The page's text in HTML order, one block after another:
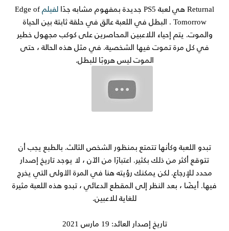
Returnal هي لعبة PS5 جديدة بمفهوم مشابه جدًا لفيلمEdge of
Tomorrow . البطل في اللعبة عالق في حلقة ثابتة بين الحياة
والموت. يتم إحياء اللاعبين المحاصرين على كوكب مجهول خطير
في كل مرة تموت فيها الشخصية. في مثل هذه الحالة ، حتى
الموت ليس هروبًا للبطل.
تبدو اللعبة وكأنها تتمتع بمنظور الشخص الثالث. بالطبع يجب أن
تتوقع أكثر من ذلك بكثير. اعتبارًا من الآن ، لا يوجد تاريخ إصدار
محدد للإرجاع. لكن يمكنك رؤيته هنا في المرة الأولى التي يخرج
فيها. أيضًا ، بعد النظر إلى المقطع الدعائي ، تبدو هذه اللعبة مثيرة
للغاية للاعبين.
تاريخ إصدار العائد: 19 مارس 2021